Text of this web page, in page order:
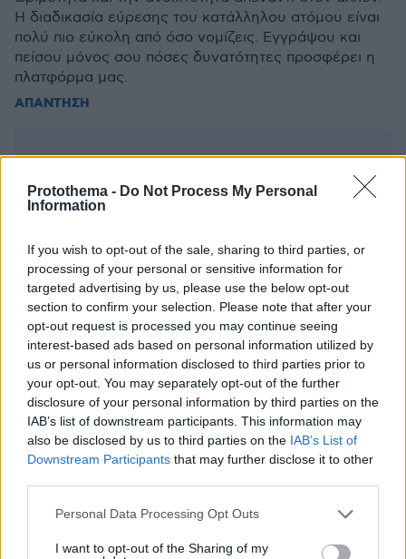
Protothema - Do Not Process My Personal
Information
If you wish to opt-out of the sale, sharing to third parties, or
processing of your personal or sensitive information for
targeted advertising by us, please use the below opt-out
section to confirm your selection. Please note that after your
opt-out request is processed you may continue seeing
interest-based ads based on personal information utilized by
us or personal information disclosed to third parties prior to
your opt-out. You may separately opt-out of the further
disclosure of your personal information by third parties on the
IAB’s list of downstream participants. This information may
also be disclosed by us to third parties on the IAB’s List of
Downstream Participants that may further disclose it to other
Please note that this website/app uses one or more Google
not limited to your visit or usage behaviour. You may click to
Personal Data Processing Opt Outs
I want to opt-out of the Sharing of my
Η διαδικασία εύρεσης του κατάλληλου ατόμου είναι
πολύ πιο εύκολη από όσο νομίζεις. Εγγράψου και
πείσου μόνος σου πόσες δυνατότητες προσφέρει η
πλατφόρμα μας.
ΑΠΑΝΤΗΣΗ
ΠΡΟΣΘΗΚΗ ΣΧΟΛΙΟΥ
ΌΝΟΜΑ *
EMAIL
ΣΧΌΛΙΟ *